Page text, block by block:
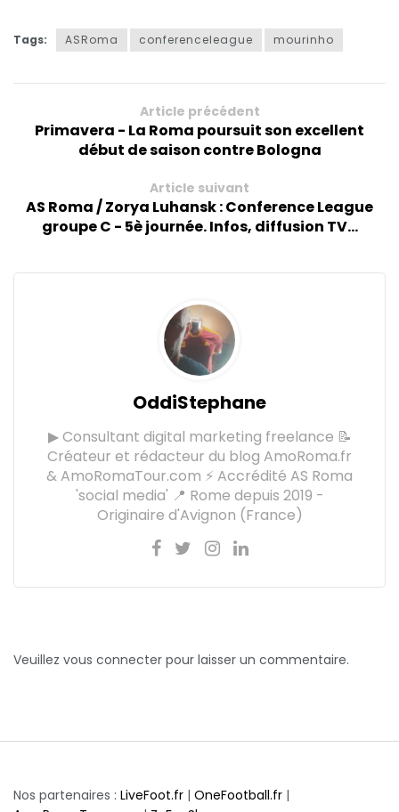
Tags: ASRoma conferenceleague mourinho
Article précédent
Primavera - La Roma poursuit son excellent
début de saison contre Bologna
Article suivant
AS Roma / Zorya Luhansk : Conference League
groupe C - 5è journée. Infos, diffusion TV...
OddiStephane
▶ Consultant digital marketing freelance 📝
Créateur et rédacteur du blog AmoRoma.fr
& AmoRomaTour.com ⚡ Accrédité AS Roma
'social media' 📍 Rome depuis 2019 -
Originaire d'Avignon (France)
Veuillez vous connecter pour laisser un commentaire.
Nos partenaires : LiveFoot.fr | OneFootball.fr |